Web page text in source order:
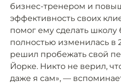
бизнес-тренером и
эффективность своих
помог ему сделать школу
полностью изменилась в
решил пробежать свой
Йорке. Никто не верил,
даже я сам», —